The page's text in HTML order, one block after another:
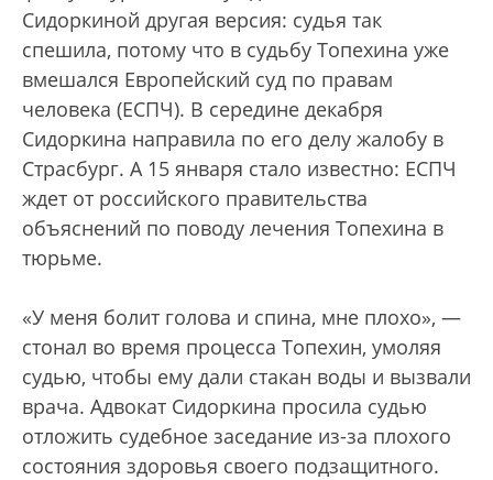
Сидоркиной другая версия: судья так
спешила, потому что в судьбу Топехина уже
вмешался Европейский суд по правам
человека (ЕСПЧ). В середине декабря
Сидоркина направила по его делу жалобу в
Страсбург. А 15 января стало известно: ЕСПЧ
ждет от российского правительства
объяснений по поводу лечения Топехина в
тюрьме.
«У меня болит голова и спина, мне плохо», —
стонал во время процесса Топехин, умоляя
судью, чтобы ему дали стакан воды и вызвали
врача. Адвокат Сидоркина просила судью
отложить судебное заседание из-за плохого
состояния здоровья своего подзащитного.